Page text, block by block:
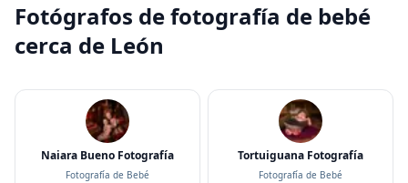
Fotógrafos de fotografía de bebé
cerca de León
Naiara Bueno Fotografía
Fotografía de Bebé
Tortuiguana Fotografía
Fotografía de Bebé